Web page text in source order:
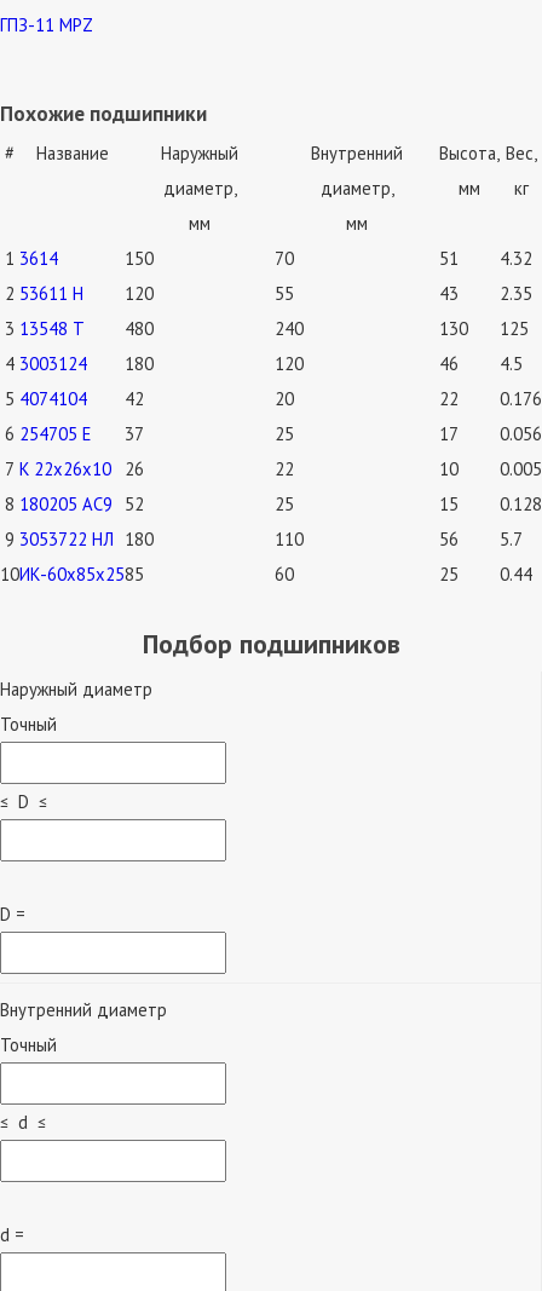
ГПЗ-11 MPZ
Похожие подшипники
# Название
Наружный
диаметр,
мм
Внутренний
диаметр,
мм
Высота,
мм
Вес,
кг
1 3614 150 70 51
4.32
2 53611 Н 120 55 43
2.35
3 13548 Т 480 240 130
125
4 3003124 180 120 46
4.5
5 4074104 42 20 22
0.176
6 254705 Е 37 25 17
0.056
7 К 22х26х10 26 22 10
0.005
8 180205 АС9 52 25 15
0.128
9 3053722 НЛ 180 110 56
5.7
10ИК-60х85х2585 60 25 0.44
Подбор подшипников
Наружный диаметр
Точный
≤ D ≤
D =
Внутренний диаметр
Точный
≤ d ≤
d =